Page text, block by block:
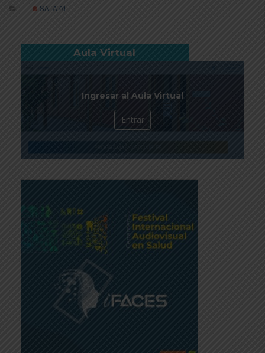
SALA 01
Aula Virtual
Ingresar al Aula Virtual
Entrar